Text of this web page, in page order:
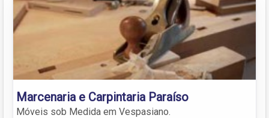
Marcenaria e Carpintaria Paraíso
Móveis sob Medida em Vespasiano.